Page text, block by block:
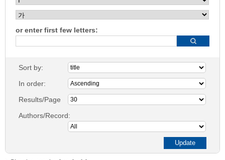
or enter first few letters:
Sort by:
In order:
Results/Page
Authors/Record: